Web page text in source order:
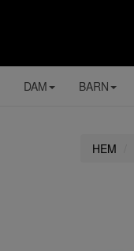
DAM BARN
HEM